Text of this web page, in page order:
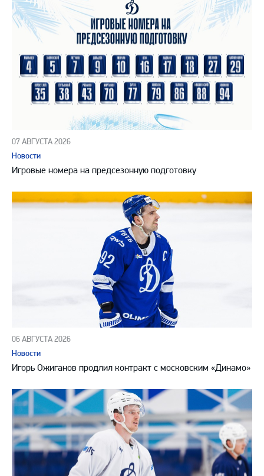
07 АВГУСТА 2026
Новости
Игровые номера на предсезонную подготовку
06 АВГУСТА 2026
Новости
Игорь Ожиганов продлил контракт с московским «Динамо»